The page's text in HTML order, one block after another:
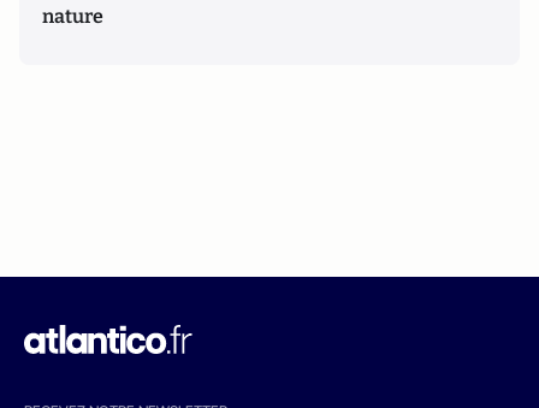
nature